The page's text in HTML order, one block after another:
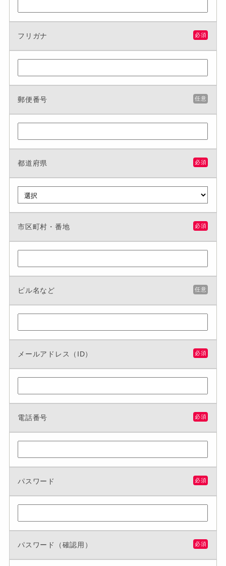
フリガナ 必須
郵便番号 任意
都道府県 必須
市区町村・番地 必須
ビル名など 任意
メールアドレス（ID） 必須
電話番号 必須
パスワード 必須
パスワード（確認用） 必須